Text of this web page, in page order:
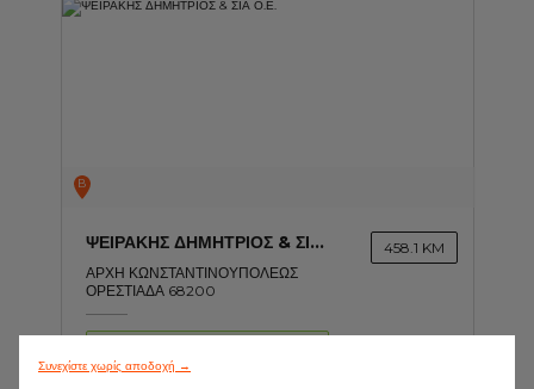
B
ΨΕΙΡΑΚΗΣ ΔΗΜΗΤΡΙΟΣ & ΣΙΑ Ο.Ε.
ΑΡΧΗ ΚΩΝΣΤΑΝΤΙΝΟΥΠΟΛΕΩΣ
ΟΡΕΣΤΙΑΔΑ 68200
458.1 KM
Συνεχίστε χωρίς αποδοχή →